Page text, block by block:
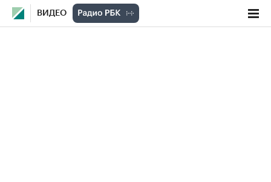
ВИДЕО